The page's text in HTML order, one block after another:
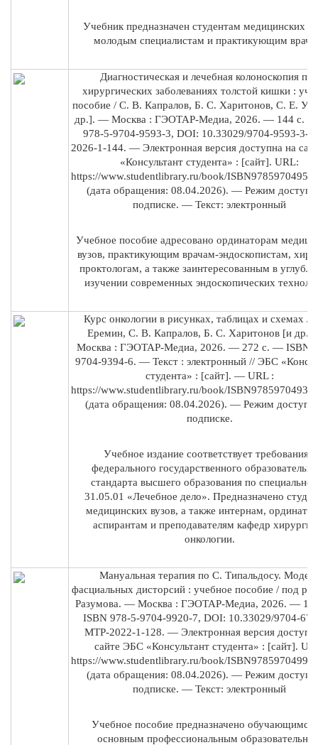
Учебник предназначен студентам медицинских
молодым специалистам и практикующим
Диагностическая и лечебная колоноскопия при
хирургических заболеваниях толстой кишки :
пособие / С. В. Капралов, Б. С. Харитонов, С. Е.
др.]. — Москва : ГЭОТАР-Медиа, 2026. — 144 с. —
978-5-9704-9593-3, DOI: 10.33029/9704-9593-3-
2026-1-144. — Электронная версия доступна на
«Консультант студента» : [сайт]. URL:
https://www.studentlibrary.ru/book/
(дата обращения: 08.04.2026). — Режим
подписке. — Текст: электронный
Учебное пособие адресовано ординаторам
вузов, практикующим врачам-эндоскопистам,
проктологам, а также заинтересованным в
изучении современных эндоскопических
Курс онкологии в рисунках, таблицах и схемах /
Еремин, С. В. Капралов, Б. С. Харитонов [и др.
Москва : ГЭОТАР-Медиа, 2026. — 272 с. — ISBN
9704-9394-6. — Текст : электронный // ЭБС
студента» : [сайт]. — URL :
https://www.studentlibrary.ru/book/
(дата обращения: 08.04.2026). — Режим доступа
подписке.
Учебное издание соответствует требованиям
федерального государственного
стандарта высшего образования по
31.05.01 «Лечебное дело». Предназначено
медицинских вузов, а также интернам,
аспирантам и преподавателям кафедр
онкологии.
Мануальная терапия по С. Типальдосу.
фасциальных дисторсий : учебное пособие / под
Разумова. — Москва : ГЭОТАР-Медиа, 2026. —
ISBN 978-5-9704-9920-7, DOI: 10.33029/9704-
MTP-2022-1-128. — Электронная версия
сайте ЭБС «Консультант студента» : [сайт].
https://www.studentlibrary.ru/book/
(дата обращения: 08.04.2026). — Режим
подписке. — Текст: электронный
Учебное пособие предназначено обучающимся
основным профессиональным